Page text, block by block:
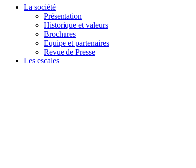
La société
Présentation
Historique et valeurs
Brochures
Equipe et partenaires
Revue de Presse
Les escales